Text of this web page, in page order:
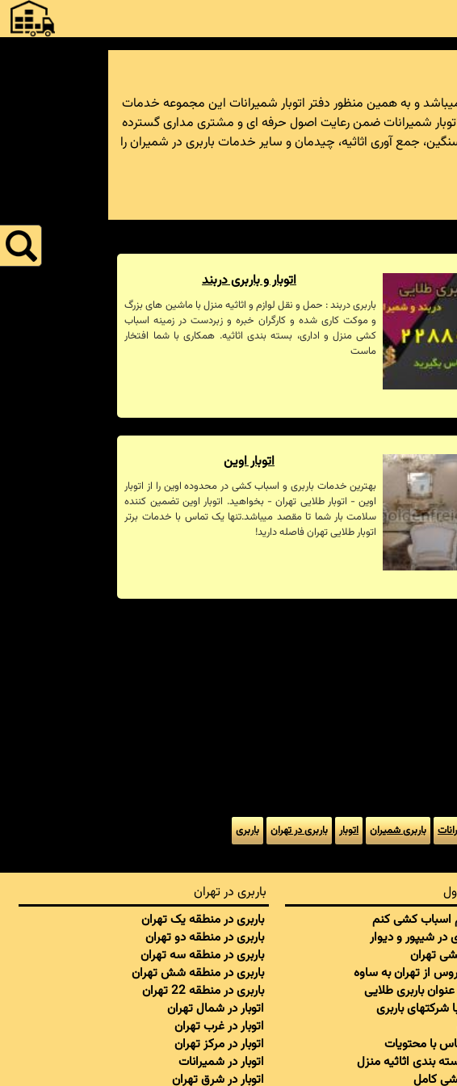
و به همین منظور دفتر اتوبار شمیرانات این مجموعه خدمات
اتوبار شمیرانات ضمن رعایت اصول حرفه ای و مشتری مداری گسترده
جمع آوری اثاثیه، چیدمان و سایر خدمات باربری در شمیران را
اتوبار و باربری دربند
باربری دربند : حمل و نقل لوازم و اثاثیه منزل با ماشین های بزرگ
و موکت کاری شده و کارگران خبره و زبردست در زمینه اسباب
کشی منزل و اداری، بسته بندی اثاثیه. همکاری با شما افتخار
ماست
اتوبار اوین
بهترین خدمات باربری و اسباب کشی در محدوده اوین را از اتوبار
اوین - اتوبار طلایی تهران - بخواهید. اتوبار اوین تضمین کننده
سلامت بار شما تا مقصد میباشد.تنها یک تماس با خدمات برتر
اتوبار طلایی تهران فاصله دارید!
باربری شمیران اتوبار باربری در تهران باربری
اسباب کشی کنم
در شیپور و دیوار
تهران
از تهران به ساوه
باربری طلایی
باربری
با محتویات
بندی اثاثیه منزل
کامل
باربری در تهران
باربری در منطقه یک تهران
باربری در منطقه دو تهران
باربری در منطقه سه تهران
باربری در منطقه شش تهران
باربری در منطقه 22 تهران
اتوبار در شمال تهران
اتوبار در غرب تهران
اتوبار در مرکز تهران
اتوبار در شمیرانات
اتوبار در شرق تهران